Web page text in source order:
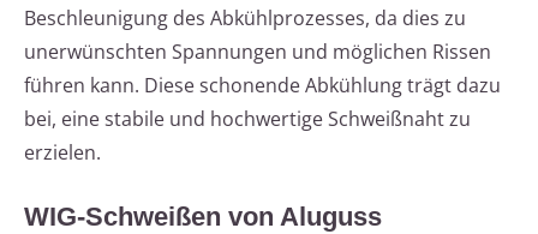
Beschleunigung des Abkühlprozesses, da dies zu
unerwünschten Spannungen und möglichen Rissen
führen kann. Diese schonende Abkühlung trägt dazu
bei, eine stabile und hochwertige Schweißnaht zu
erzielen.
WIG-Schweißen von Aluguss